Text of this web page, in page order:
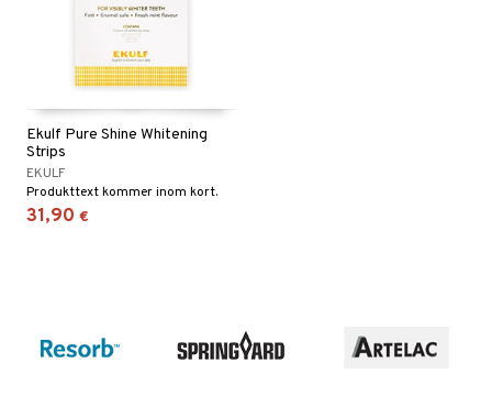
Ekulf Pure Shine Whitening
Strips
EKULF
Produkttext kommer inom kort.
31,90 €